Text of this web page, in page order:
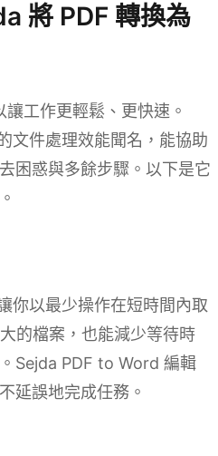
將 PDF 轉換為
工作更輕鬆、更快速。
文件處理效能聞名，能協助
困惑與多餘步驟。以下是它
你以最少操作在短時間內取
的檔案，也能減少等待時
Sejda PDF to Word 編輯
延誤地完成任務。